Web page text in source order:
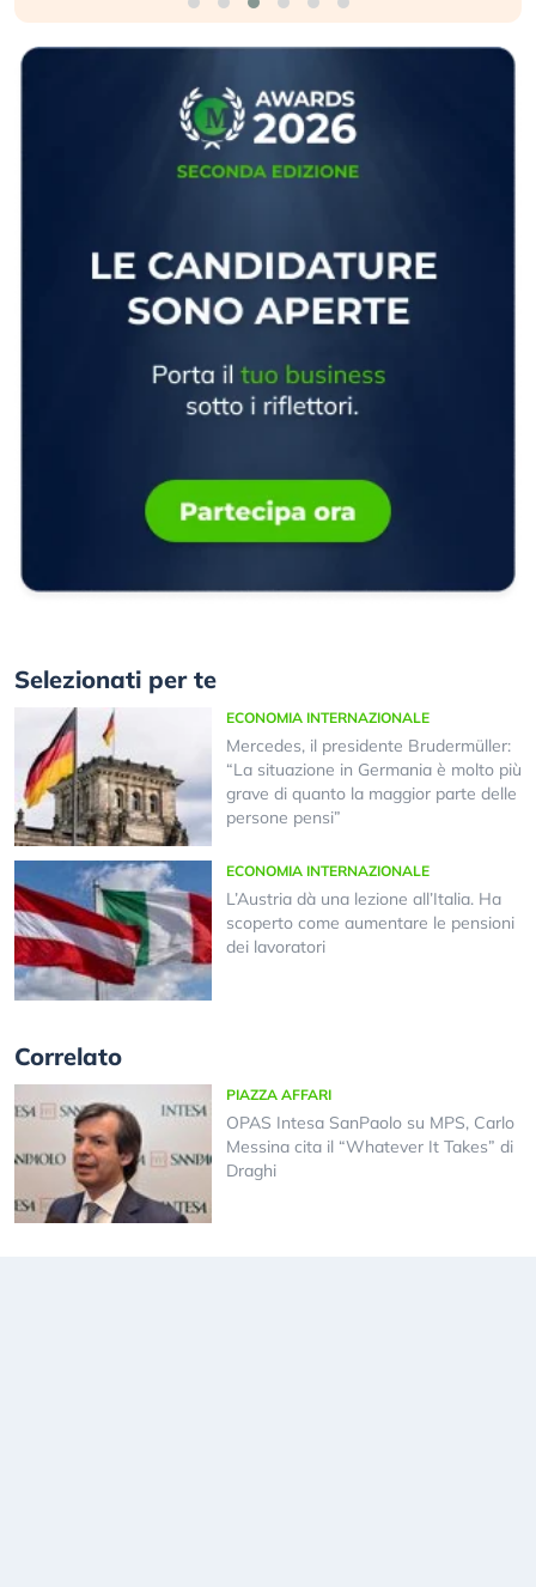
Selezionati per te
ECONOMIA INTERNAZIONALE
Mercedes, il presidente Brudermüller:
“La situazione in Germania è molto più
grave di quanto la maggior parte delle
persone pensi”
ECONOMIA INTERNAZIONALE
L’Austria dà una lezione all’Italia. Ha
scoperto come aumentare le pensioni
dei lavoratori
Correlato
PIAZZA AFFARI
OPAS Intesa SanPaolo su MPS, Carlo
Messina cita il “Whatever It Takes” di
Draghi